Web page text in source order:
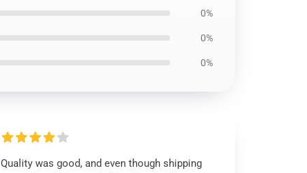
0%
0%
0%
Quality was good, and even though shipping